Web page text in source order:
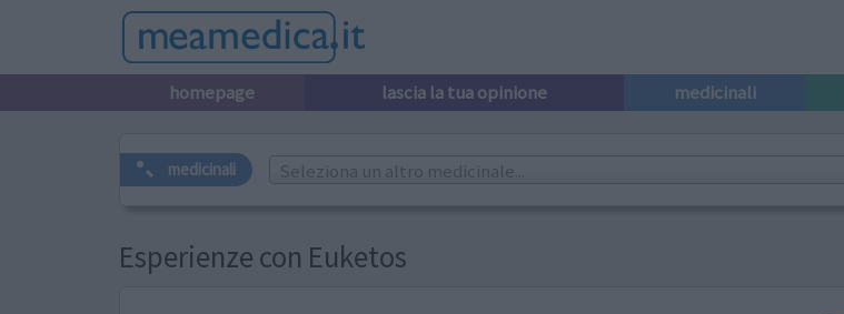
homepage lascia la tua opinione medicinali
medicinali Seleziona un altro medicinale...
Esperienze con Euketos